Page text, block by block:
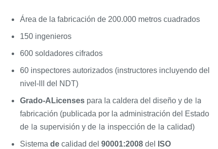
Área de la fabricación de 200.000 metros cuadrados
150 ingenieros
600 soldadores cifrados
60 inspectores autorizados (instructores incluyendo del
nivel-lll del NDT)
Grado-ALicenses para la caldera del diseño y de la
fabricación (publicada por la administración del Estado
de la supervisión y de la inspección de la calidad)
Sistema de calidad del 90001:2008 del ISO